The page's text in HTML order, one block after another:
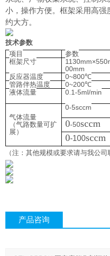
小，操作方便。框架采用高
约大方。
技术参数
项目 参数
框架尺寸
00mm
反应器温度
0~800℃
管路伴热温度
0~200℃
液体流量
0.1-5ml/min
气体流量
（气路数量可扩
展）
0-5sccm
0-50sccm
0-100sccm
（注：其他规模或要求请与我公司
产品咨询